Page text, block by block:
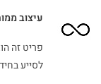
עיצוב
פריט זה
לסייע